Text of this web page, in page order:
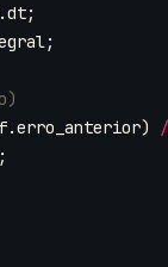
.dt;
;
.erro_anterior)
/
;